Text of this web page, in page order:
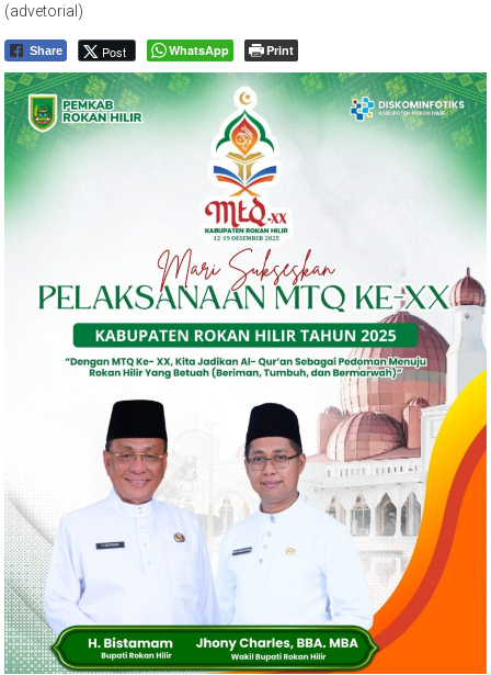
(advetorial)
Share Post WhatsApp Print